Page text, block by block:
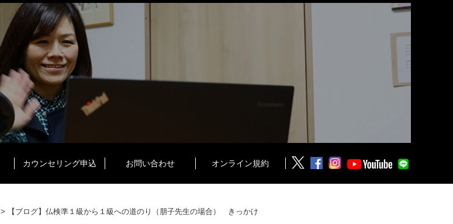
カウンセリング申込 お問い合わせ オンライン規約
> 【ブログ】仏検準１級から１級への道のり（朋子先生の場合） きっかけ